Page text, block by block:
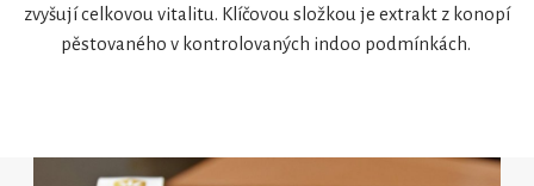
zvyšují celkovou vitalitu. Klíčovou složkou je extrakt z konopí
pěstovaného v kontrolovaných indoo podmínkách.